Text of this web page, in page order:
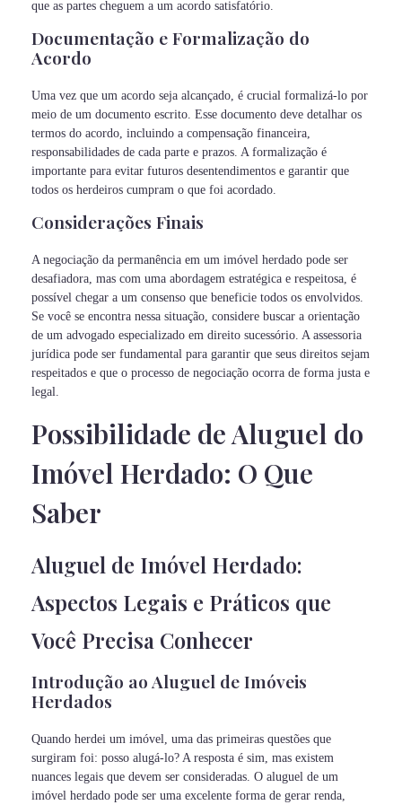
que as partes cheguem a um acordo satisfatório.
Documentação e Formalização do
Acordo
Uma vez que um acordo seja alcançado, é crucial formalizá-lo por
meio de um documento escrito. Esse documento deve detalhar os
termos do acordo, incluindo a compensação financeira,
responsabilidades de cada parte e prazos. A formalização é
importante para evitar futuros desentendimentos e garantir que
todos os herdeiros cumpram o que foi acordado.
Considerações Finais
A negociação da permanência em um imóvel herdado pode ser
desafiadora, mas com uma abordagem estratégica e respeitosa, é
possível chegar a um consenso que beneficie todos os envolvidos.
Se você se encontra nessa situação, considere buscar a orientação
de um advogado especializado em direito sucessório. A assessoria
jurídica pode ser fundamental para garantir que seus direitos sejam
respeitados e que o processo de negociação ocorra de forma justa e
legal.
Possibilidade de Aluguel do
Imóvel Herdado: O Que
Saber
Aluguel de Imóvel Herdado:
Aspectos Legais e Práticos que
Você Precisa Conhecer
Introdução ao Aluguel de Imóveis
Herdados
Quando herdei um imóvel, uma das primeiras questões que
surgiram foi: posso alugá-lo? A resposta é sim, mas existem
nuances legais que devem ser consideradas. O aluguel de um
imóvel herdado pode ser uma excelente forma de gerar renda,